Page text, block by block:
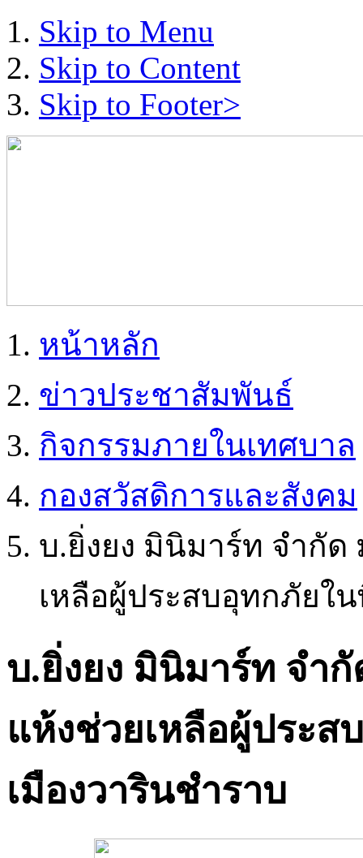
Skip to Menu
Skip to Content
Skip to Footer>
หน้าหลัก
ข่าวประชาสัมพันธ์
กิจกรรมภายในเทศบาล
กองสวัสดิการและสังคม
บ.ยิ่งยง มินิมาร์ท จำกั
เหลือผู้ประสบอุทกภัยใ
บ.ยิ่งยง มินิมาร์ท จำ
แห้งช่วยเหลือผู้ประ
เมืองวารินชำราบ